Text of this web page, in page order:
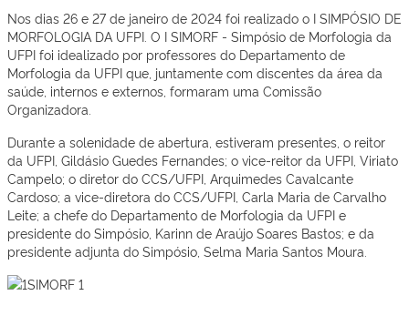
Nos dias 26 e 27 de janeiro de 2024 foi realizado o I SIMPÓSIO DE
MORFOLOGIA DA UFPI. O I SIMORF - Simpósio de Morfologia da
UFPI foi idealizado por professores do Departamento de
Morfologia da UFPI que, juntamente com discentes da área da
saúde, internos e externos, formaram uma Comissão
Organizadora.
Durante a solenidade de abertura, estiveram presentes, o reitor
da UFPI, Gildásio Guedes Fernandes; o vice-reitor da UFPI, Viriato
Campelo; o diretor do CCS/UFPI, Arquimedes Cavalcante
Cardoso; a vice-diretora do CCS/UFPI, Carla Maria de Carvalho
Leite; a chefe do Departamento de Morfologia da UFPI e
presidente do Simpósio, Karinn de Araújo Soares Bastos; e da
presidente adjunta do Simpósio, Selma Maria Santos Moura.